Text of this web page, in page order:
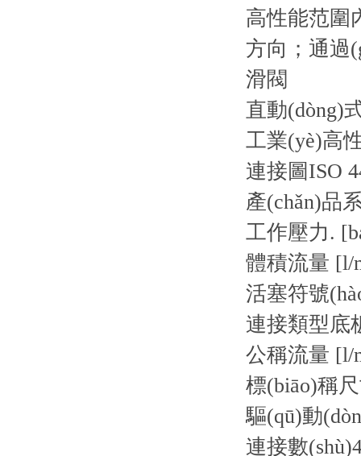
高性能范圍
方向；通過
滑閥
直動(dòng)
工業(yè)高
連接圖ISO
產(chǎn)品
工作壓力.
體積流量 [l/
活塞符號
連接類型底
公稱流量 [l/
標(biāo)稱
驅(qū)動
連接數(shù)